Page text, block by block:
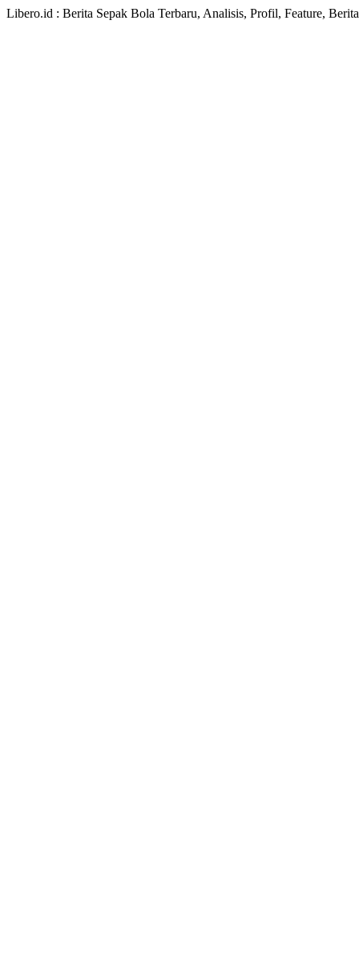
Libero.id : Berita Sepak Bola Terbaru, Analisis, Profil, Feature,